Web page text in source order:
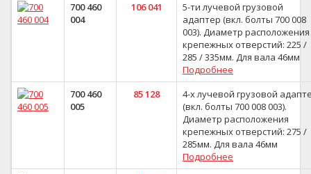
700 460
004
106 041
5-ти лучевой грузовой
адаптер (вкл. болты 700 008
003). Диаметр расположения
крепежных отверстий: 225 /
285 / 335мм. Для вала 46мм
Подробнее
700 460
005
85 128
4-х лучевой грузовой
(вкл. болты 700 008 003).
Диаметр расположения
крепежных отверстий: 275 /
285мм. Для вала 46мм
Подробнее